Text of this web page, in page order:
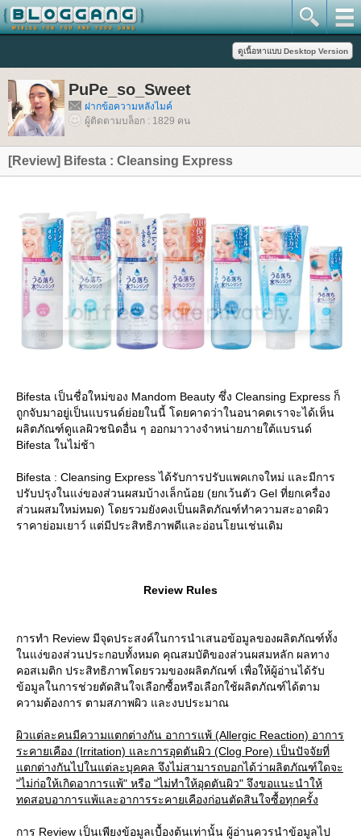
PuPe_so_Sweet
ฝากข้อความหลังไมค์
ผู้ติดตามบล็อก : 1829 คน
[Review] Bifesta : Cleansing Express
Bifesta เป็นชื่อใหม่ของ Mandom Beauty ซึ่ง Cleansing Express ก็
ถูกจับมาอยู่เป็นแบรนด์ย่อยในนี้ โดยคาดว่าในอนาคตเราจะได้เห็น
ผลิตภัณฑ์ดูแลผิวชนิดอื่น ๆ ออกมาวางจำหน่ายภายใต้แบรนด์
Bifesta ในไม่ช้า
Bifesta : Cleansing Express ได้รับการปรับแพคเกจใหม่ และมีการ
ปรับปรุงในแง่ของส่วนผสมบ้างเล็กน้อย (ยกเว้นตัว Gel ที่ยกเครื่อง
ส่วนผสมใหม่หมด) โดยรวมยังคงเป็นผลิตภัณฑ์ทำความสะอาดผิว
ราคาย่อมเยาว์ แต่มีประสิทธิภาพดีและอ่อนโยนเช่นเดิม
Review Rules
การทำ Review มีจุดประสงค์ในการนำเสนอข้อมูลของผลิตภัณฑ์ทั้ง
นแง่ของส่วนประกอบทั้งหมด คุณสมบัติของส่วนผสมหลัก ผลทาง
คอสเมติก ประสิทธิภาพโดยรวมของผลิตภัณฑ์ เพื่อให้ผู้อ่านได้รับ
ข้อมูลในการช่วยตัดสินใจเลือกซื้อหรือเลือกใช้ผลิตภัณฑ์ได้ตาม
ความต้องการ ตามสภาพผิว และงบประมาณ
ผิวแต่ละคนมีความแตกต่างกัน อาการแพ้ (Allergic Reaction) อาการ
ระคายเคือง (Irritation) และการอุดตันผิว (Clog Pore) เป็นปัจจัยที่
ตกต่างกันไปในแต่ละบุคคล จึงไม่สามารถบอกได้ว่าผลิตภัณฑ์ใดจะ
"ไม่ก่อให้เกิดอาการแพ้" หรือ "ไม่ทำให้อุดตันผิว" จึงขอแนะนำให้
ทดสอบอาการแพ้และอาการระคายเคืองก่อนตัดสินใจซื้อทุกครั้ง
การ Review เป็นเพียงข้อมูลเบื้องต้นเท่านั้น ผู้อ่านควรนำข้อมูลไป